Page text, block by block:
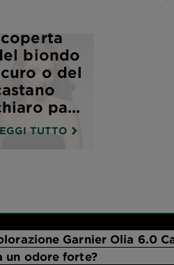
biondo
o del
pa...
TUTTO
Garnier Olia 6.0
un odore forte?